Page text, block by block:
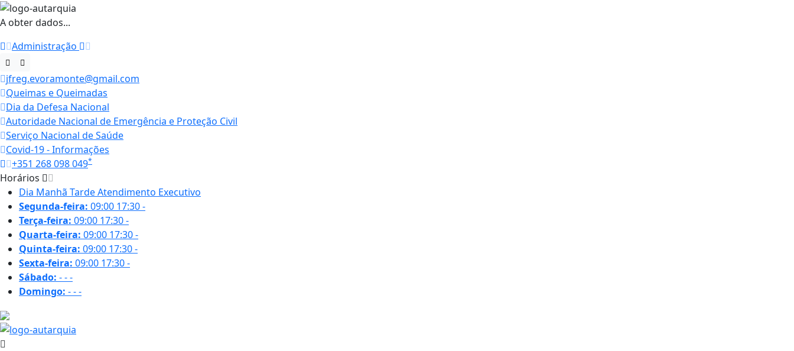
A obter dados...
Administração
jfreg.evoramonte@gmail.com
Queimas e Queimadas
Dia da Defesa Nacional
Autoridade Nacional de Emergência e Proteção Civil
Serviço Nacional de Saúde
Covid-19 - Informações
+351 268 098 049*
Horários
Dia Manhã TardeAtendimento Executivo
Segunda-feira: 09:00 17:30-
Terça-feira: 09:00 17:30-
Quarta-feira: 09:00 17:30-
Quinta-feira: 09:00 17:30-
Sexta-feira: 09:00 17:30-
Sábado: ---
Domingo: ---